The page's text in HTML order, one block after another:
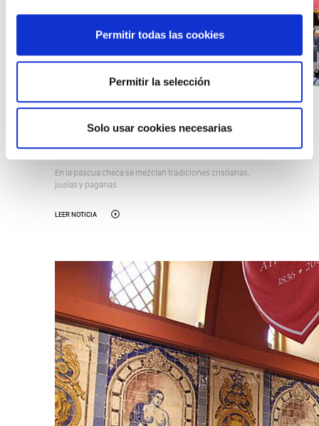
Permitir todas las cookies
Permitir la selección
Solo usar cookies necesarias
22/03/2021 13:52
Semana Santa en República
Checa. Una pascua diferente.
En la pascua checa se mezclan tradiciones cristianas,
judías y paganas.
LEER NOTICIA